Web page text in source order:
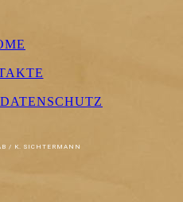
/ K. SICHTERMANN